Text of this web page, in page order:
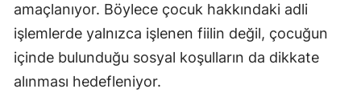
amaçlanıyor. Böylece çocuk hakkındaki adli
işlemlerde yalnızca işlenen fiilin değil, çocuğun
içinde bulunduğu sosyal koşulların da dikkate
alınması hedefleniyor.